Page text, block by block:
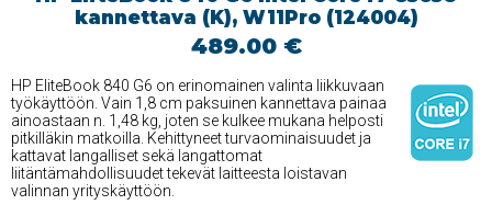
kannettava (K), W11Pro (124004)
489.00 €
HP EliteBook 840 G6 on erinomainen valinta liikkuvaan
työkäyttöön. Vain 1,8 cm paksuinen kannettava painaa
ainoastaan n. 1,48 kg, joten se kulkee mukana helposti
pitkilläkin matkoilla. Kehittyneet turvaominaisuudet ja
kattavat langalliset sekä langattomat
liitäntämahdollisuudet tekevät laitteesta loistavan
valinnan yrityskäyttöön.